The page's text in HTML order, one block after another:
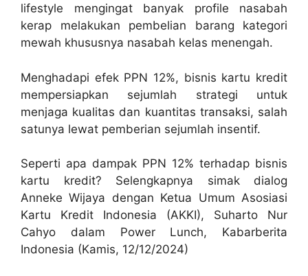
lifestyle mengingat banyak profile nasabah
kerap melakukan pembelian barang kategori
mewah khususnya nasabah kelas menengah.
Menghadapi efek PPN 12%, bisnis kartu kredit
mempersiapkan sejumlah strategi untuk
menjaga kualitas dan kuantitas transaksi, salah
satunya lewat pemberian sejumlah insentif.
Seperti apa dampak PPN 12% terhadap bisnis
kartu kredit? Selengkapnya simak dialog
Anneke Wijaya dengan Ketua Umum Asosiasi
Kartu Kredit Indonesia (AKKI), Suharto Nur
Cahyo dalam Power Lunch, Kabarberita
Indonesia (Kamis, 12/12/2024)